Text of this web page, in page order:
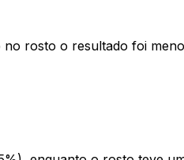
rosto o resultado foi